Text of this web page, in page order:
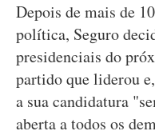
Depois de mais de
política, Seguro
presidenciais do
partido que liderou
a sua candidatura
aberta a todos os